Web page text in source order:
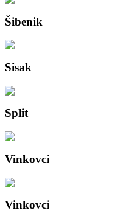
Šibenik
Sisak
Split
Vinkovci
Vinkovci